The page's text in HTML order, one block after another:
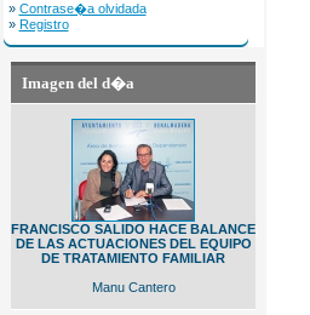
» Contrase�a olvidada
» Registro
Imagen del d�a
FRANCISCO SALIDO HACE BALANCE
DE LAS ACTUACIONES DEL EQUIPO
DE TRATAMIENTO FAMILIAR
Manu Cantero